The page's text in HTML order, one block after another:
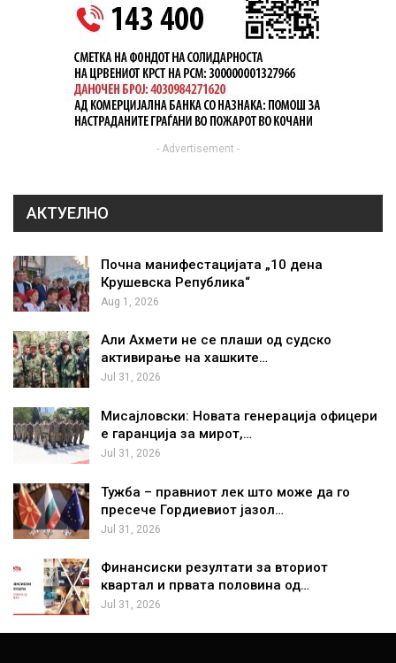
- Advertisement -
АКТУЕЛНО
Почна манифестацијата „10 дена
Крушевска Република“
Aug 1, 2026
Али Ахмети не се плаши од судско
активирање на хашките…
Jul 31, 2026
Мисајловски: Новата генерација офицери
е гаранција за мирот,…
Jul 31, 2026
Тужба – правниот лек што може да го
пресече Гордиевиот јазол…
Jul 31, 2026
Финансиски резултати за вториот
квартал и првата половина од…
Jul 31, 2026